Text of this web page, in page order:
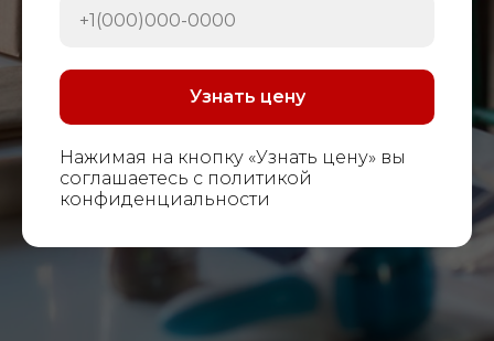
Узнать цену
Нажимая на кнопку «Узнать цену» вы
соглашаетесь с политикой
конфиденциальности